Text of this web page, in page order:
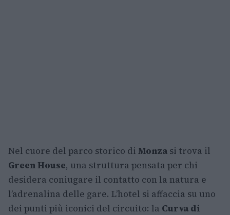
Nel cuore del parco storico di Monza si trova il
Green House, una struttura pensata per chi
desidera coniugare il contatto con la natura e
l’adrenalina delle gare. L’hotel si affaccia su uno
dei punti più iconici del circuito: la Curva di